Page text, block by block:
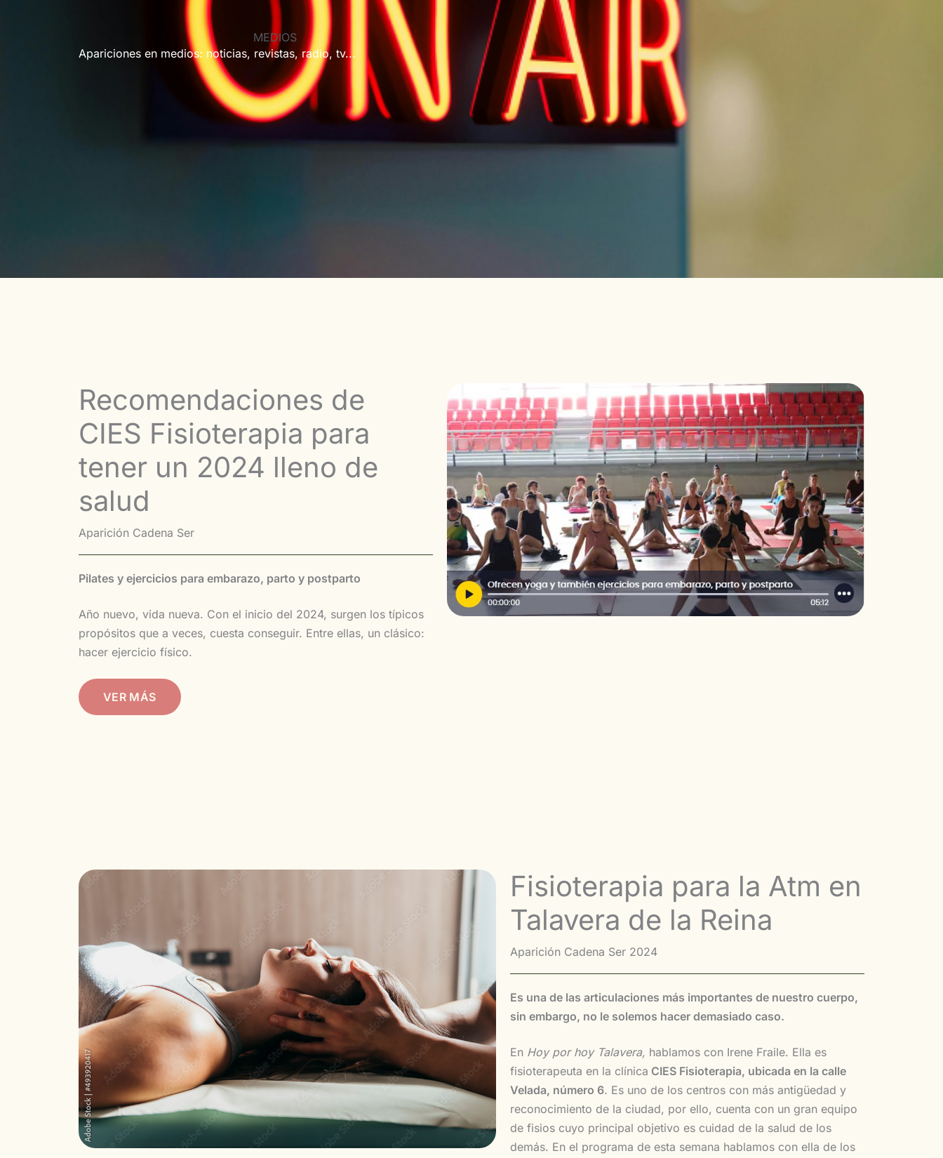
MEDIOS
Apariciones en medios: noticias, revistas, radio, tv...
Recomendaciones de
CIES Fisioterapia para
tener un 2024 lleno de
salud
Aparición Cadena Ser
Pilates y ejercicios para embarazo, parto y postparto
Año nuevo, vida nueva. Con el inicio del 2024, surgen los típicos
propósitos que a veces, cuesta conseguir. Entre ellas, un clásico:
hacer ejercicio físico.
VER MÁS
Fisioterapia para la Atm en
Talavera de la Reina
Aparición Cadena Ser 2024
Es una de las articulaciones más importantes de nuestro cuerpo,
sin embargo, no le solemos hacer demasiado caso.
En Hoy por hoy Talavera, hablamos con Irene Fraile. Ella es
fisioterapeuta en la clínica CIES Fisioterapia, ubicada en la calle
Velada, número 6. Es uno de los centros con más antigüedad y
reconocimiento de la ciudad, por ello, cuenta con un gran equipo
de fisios cuyo principal objetivo es cuidad de la salud de los
demás. En el programa de esta semana hablamos con ella de los